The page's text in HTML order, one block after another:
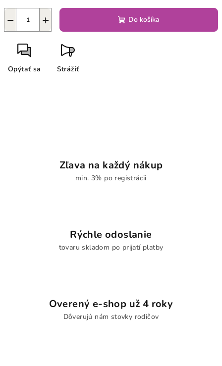
+
− Do košíka
Opýtať sa Strážiť
Zľava na každý nákup
min. 3% po registrácii
Rýchle odoslanie
tovaru skladom po prijatí platby
Overený e-shop už 4 roky
Dôverujú nám stovky rodičov